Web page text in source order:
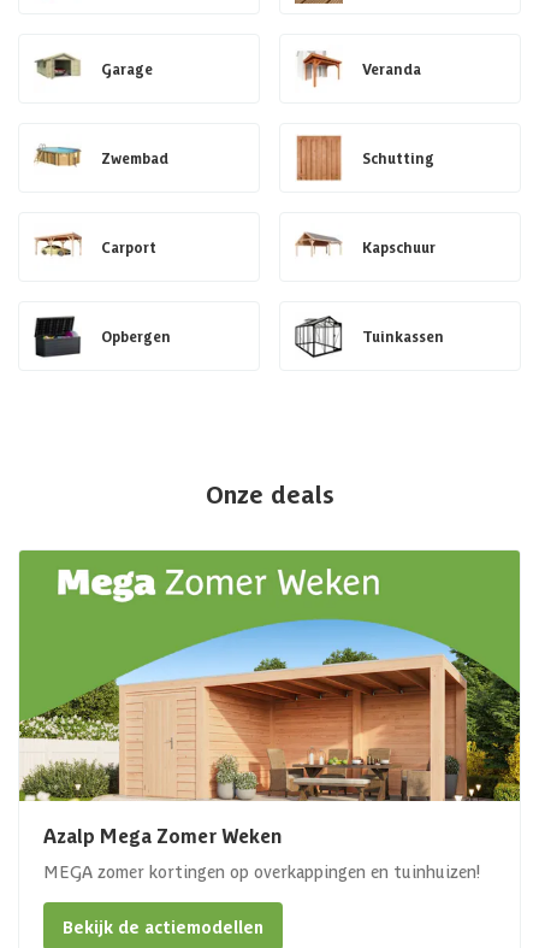
Garage Veranda
Zwembad Schutting
Carport Kapschuur
Opbergen Tuinkassen
Onze deals
Azalp Mega Zomer Weken
MEGA zomer kortingen op overkappingen en tuinhuizen!
Bekijk de actiemodellen